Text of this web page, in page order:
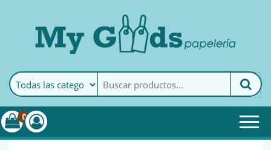
MyGoods · PapeleríaMy Goods es tu papelería
online de confianza. Podrás
encontrar todo lo necesario
0